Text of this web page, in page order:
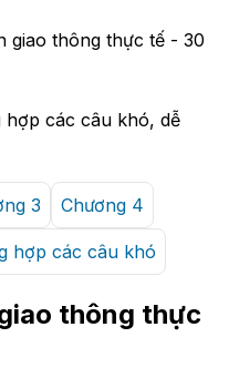
giao thông thực tế - 30
hợp các câu khó, dễ
3 Chương 4
hợp các câu khó
thông thực